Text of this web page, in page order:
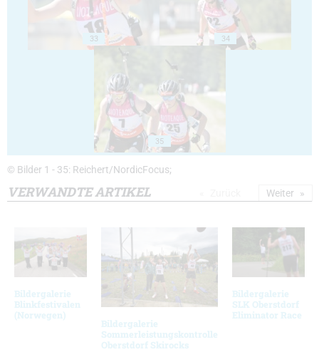
33 34
35
© Bilder 1 - 35: Reichert/NordicFocus;
VERWANDTE ARTIKEL
Bildergalerie
Blinkfestivalen
(Norwegen)
Bildergalerie
Sommerleistungskontrolle
Oberstdorf Skirocks
Bildergalerie
SLK Oberstdorf
Eliminator Race
Weiter